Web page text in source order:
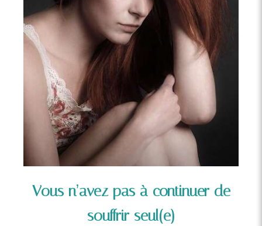
Vous n’avez pas à continuer de
souffrir seul(e)